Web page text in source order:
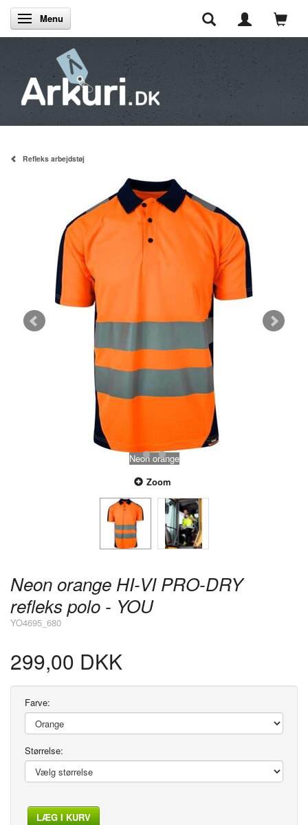
Skifte navigation
Menu
Refleks arbejdstøj
Neon orange
Zoom
Neon orange HI-VI PRO-DRY
refleks polo - YOU
YO4695_680
299,00 DKK
Farve:
Størrelse:
LÆG I KURV